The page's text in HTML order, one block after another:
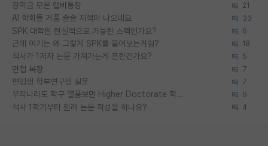
장학금 모은 랩비통장 21
AI 학회들 거품 슬슬 지적이 나오네요 33
SPK 대학원 현실적으로 가능한 스펙인가요? 6
근데 여기는 왜 그렇게 SPK를 물어보는거임? 18
석사가 1저자 논문 가져가는게 흔한건가요? 5
면접 복장 7
편입생 학부연구생 질문 7
우리나라도 학구 열풍보면 Higher Doctorate 학위가 필요하다고 봅니다. 9
석사 1학기부터 원래 논문 작성을 하나요? 4